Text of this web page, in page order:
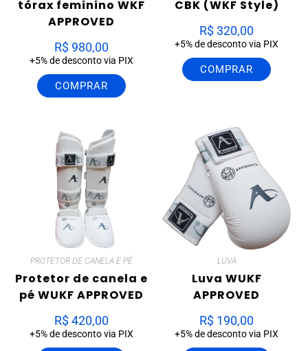
tórax feminino WKF
APPROVED
R$980,00
+5% de desconto via PIX
COMPRAR
CBK (WKF Style)
R$320,00
+5% de desconto via PIX
COMPRAR
PROTETOR DE CANELA E PÉ
Protetor de canela e
pé WUKF APPROVED
R$420,00
+5% de desconto via PIX
LUVA
Luva WUKF
APPROVED
R$ 190,00
+5% de desconto via PIX